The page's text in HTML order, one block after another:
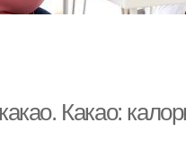
Какао: